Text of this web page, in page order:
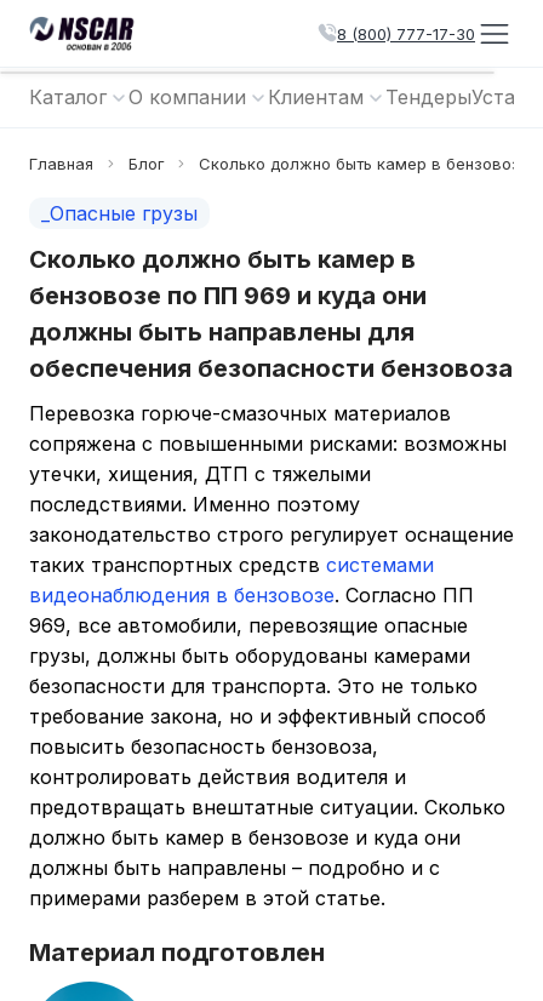
8 (800) 777-17-30
Каталог О компании Клиентам Тендеры
Главная Блог Сколько должно быть камер в бензовозе
_Опасные грузы
Сколько должно быть камер в
бензовозе по ПП 969 и куда они
должны быть направлены для
обеспечения безопасности бензовоза
Перевозка горюче-смазочных материалов
сопряжена с повышенными рисками: возможны
утечки, хищения, ДТП с тяжелыми
последствиями. Именно поэтому
законодательство строго регулирует оснащение
таких транспортных средств системами
видеонаблюдения в бензовозе. Согласно ПП
969, все автомобили, перевозящие опасные
грузы, должны быть оборудованы камерами
безопасности для транспорта. Это не только
требование закона, но и эффективный способ
повысить безопасность бензовоза,
контролировать действия водителя и
предотвращать внештатные ситуации. Сколько
должно быть камер в бензовозе и куда они
должны быть направлены – подробно и с
примерами разберем в этой статье.
Материал подготовлен